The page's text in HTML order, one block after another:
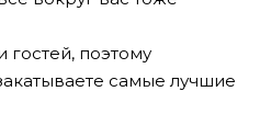
поэтому
самые лучшие